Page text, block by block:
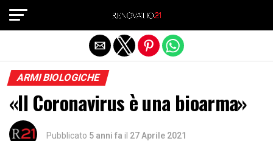
ARMI BIOLOGICHE
«Il Coronavirus è una bioarma»
Pubblicato 5 anni fa il 27 Aprile 2021
Exit mobile version